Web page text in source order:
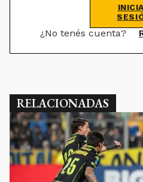
¿No tenés cuenta?
RELACIONADAS